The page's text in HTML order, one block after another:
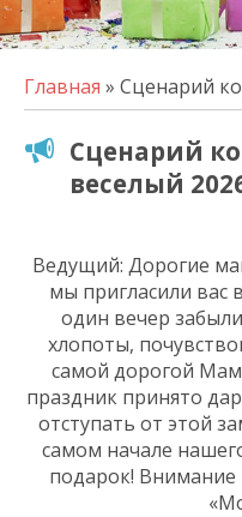
Главная » Сценарий
Сценарий
веселый
Ведущий: Дорогие
мы пригласили вас
один вечер
хлопоты,
самой дорогой
праздник принято
отступать от этой
самом начале
подарок!